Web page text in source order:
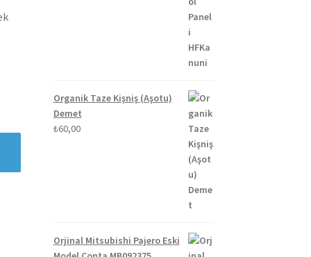
Organik Taze Kişniş (Aşotu)
Demet
₺60,00
Orjinal Mitsubishi Pajero Eski